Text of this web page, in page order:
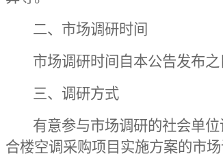
二、市场调研时间
市场调研时间自本公告发布之
三、调研方式
有意参与市场调研的社会单
合楼空调采购项目实施方案的市场